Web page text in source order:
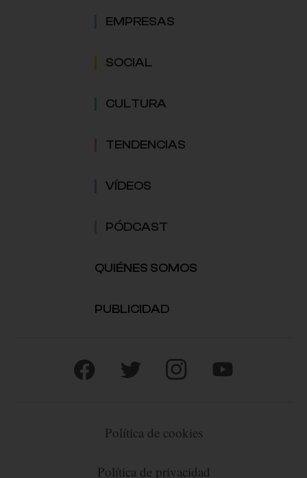
EMPRESAS
SOCIAL
CULTURA
TENDENCIAS
VÍDEOS
PÓDCAST
QUIÉNES SOMOS
PUBLICIDAD
Política de cookies
Política de privacidad